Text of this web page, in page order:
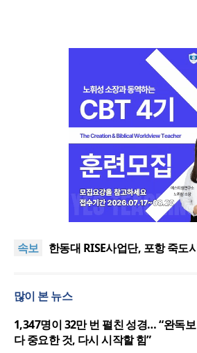
속보
느헤미야 연합기도회, ‘왕의 기
여”
한동대 RISE사업단, 포항 죽도
느헤미야 연합기도회, ‘왕의 기도
세기총 “자유를 지키며 하나
여”
많이 본 뉴스
1,347명이 32만 번 펼친 성경… “완독보
다 중요한 것, 다시 시작할 힘”